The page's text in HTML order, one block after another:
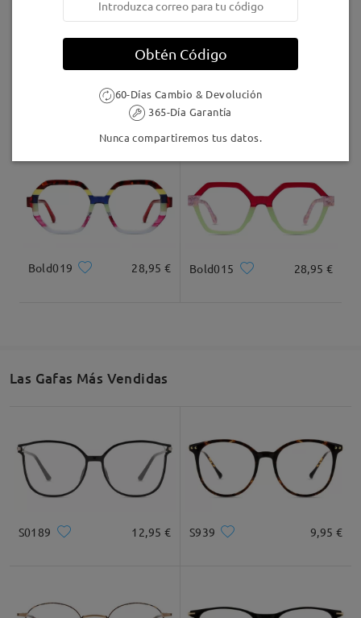
5-7 días laborales detalles
16,95 € Bold002
Bold019 28,95 € Bold015 28,95 €
Las Gafas Más Vendidas
S0189 12,95 € S939 9,95 €
Obtén Código
60-Días Cambio & Devolución
365-Día Garantía
Nunca compartiremos tus datos.